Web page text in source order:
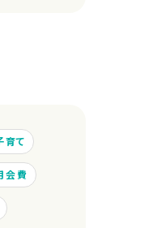
育て
会費